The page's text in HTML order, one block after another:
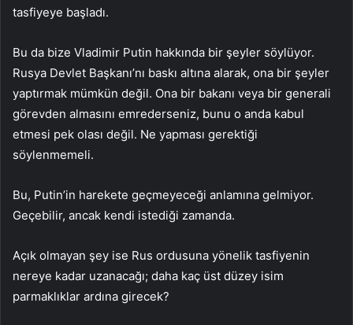
tasfiyeye başladı.
Bu da bize Vladimir Putin hakkında bir şeyler söylüyor.
Rusya Devlet Başkanı’nı baskı altına alarak, ona bir şeyler
yaptırmak mümkün değil. Ona bir bakanı veya bir generali
görevden almasını emrederseniz, bunu o anda kabul
etmesi pek olası değil. Ne yapması gerektiği
söylenmemeli.
Bu, Putin’in harekete geçmeyeceği anlamına gelmiyor.
Geçebilir, ancak kendi istediği zamanda.
Açık olmayan şey ise Rus ordusuna yönelik tasfiyenin
nereye kadar uzanacağı; daha kaç üst düzey isim
parmaklıklar ardına girecek?